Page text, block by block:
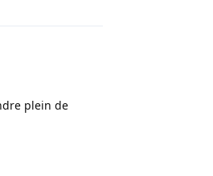
plein de